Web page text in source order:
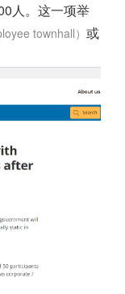
人。这一项举
townhall） 或